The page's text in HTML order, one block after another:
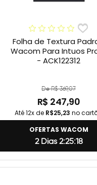
Folha de Textura
Wacom Para Intuos
- ACK122312
De R$ 369,07
R$ 247,90
Até 12x de R$25,23 no
OFERTAS WACOM
2 Dias 2:25:18